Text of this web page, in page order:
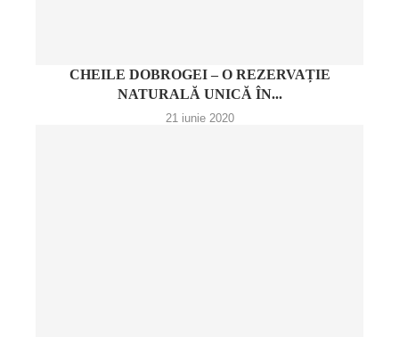
CHEILE DOBROGEI – O REZERVAȚIE
NATURALĂ UNICĂ ÎN...
21 iunie 2020